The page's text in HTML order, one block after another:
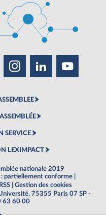
SERVICE
LEXIMPACT
nationale 2019
partiellement conforme
Gestion des cookies
75355 Paris 07 SP -
63 60 00